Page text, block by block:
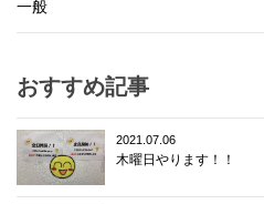
一般
おすすめ記事
2021.07.06
木曜日やります！！